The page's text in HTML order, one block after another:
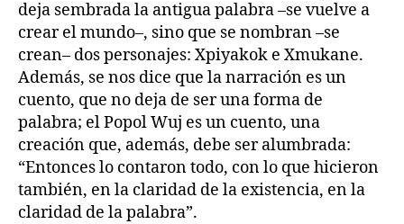
deja sembrada la antigua palabra –se vuelve a
crear el mundo–, sino que se nombran –se
crean– dos personajes: Xpiyakok e Xmukane.
Además, se nos dice que la narración es un
cuento, que no deja de ser una forma de
palabra; el Popol Wuj es un cuento, una
creación que, además, debe ser alumbrada:
“Entonces lo contaron todo, con lo que hicieron
también, en la claridad de la existencia, en la
claridad de la palabra”.